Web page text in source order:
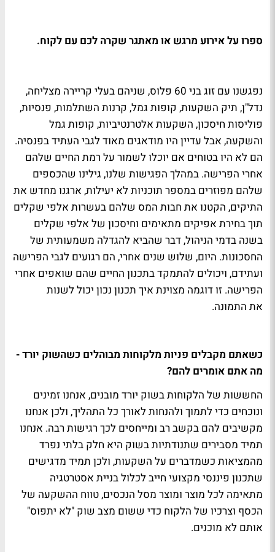
ספרו על אירוע מרגש או מאתגר שקרה לכם עם לקוח.
נפגשנו עם זוג בני 60 פלוס, שניהם בעלי קריירה מצליחה,
נדל"ן, תיק השקעות, קופות גמל, קרנות השתלמות, פנסיות,
פוליסות חיסכון, השקעות אלטרנטיביות, קופות גמל
והשקעה, אבל עדיין היו מודאגים מאוד לגבי העתיד בפנסיה.
הם לא היו בטוחים אם יוכלו לשמור על רמת החיים שלהם
אחרי הפרישה. במהלך הפגישות שלנו, גילינו שהכספים
שלהם מפוזרים במספר תוכניות לא יעילות, ארגנו מחדש את
התיקים, הקטנו את חבות המס שלהם בעשרות אלפי שקלים
תוך בחירת אפיקים מתאימים וחיסכון של אלפי שקלים
בשנה בדמי הניהול, דבר שהביא להגדלה משמעותית של
החסכונות. היום, שלוש שנים אחרי, הם רגועים לגבי הפרישה
ועתידם, ויכולים להתמקד בתכנון החיים שהם שואפים אחרי
הפרישה. זו דוגמה מצוינת איך תכנון נכון יכול לשנות
את התמונה.
כשאתם מקבלים פניות מלקוחות מבוהלים כשהשוק יורד -
מה אתם אומרים להם?
החששות של הלקוחות בשוק יורד מובנים, אנחנו זמינים
ונוכחים כדי לתמוך ולהנחות לאורך כל התהליך, ולכן אנחנו
מקשיבים להם בקשב רב ומייחסים לכך רגישות רבה. אנחנו
תמיד מסבירים שתנודתיות בשוק היא חלק בלתי נפרד
מהמציאות כשמדברים על השקעות, ולכן תמיד מדגישים
שתכנון פיננסי מקצועי חייב לכלול בניית אסטרטגיה
מתאימה לכל מוצר ומוצר מסל הנכסים, טווח ההשקעה של
הכסף וצרכיו של הלקוח כדי ששום מצב שוק "לא יתפוס"
אותם לא מוכנים.